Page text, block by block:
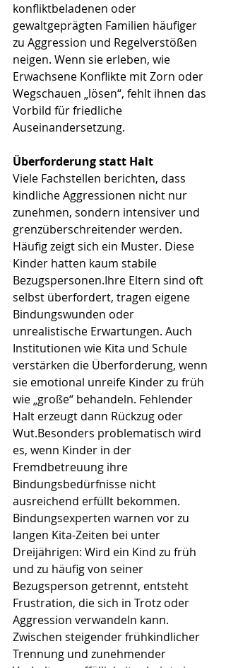
konfliktbeladenen oder
gewaltgeprägten Familien häufiger
zu Aggression und Regelverstößen
neigen. Wenn sie erleben, wie
Erwachsene Konflikte mit Zorn oder
Wegschauen „lösen“, fehlt ihnen das
Vorbild für friedliche
Auseinandersetzung.
Überforderung statt Halt
Viele Fachstellen berichten, dass
kindliche Aggressionen nicht nur
zunehmen, sondern intensiver und
grenzüberschreitender werden.
Häufig zeigt sich ein Muster. Diese
Kinder hatten kaum stabile
Bezugspersonen.Ihre Eltern sind oft
selbst überfordert, tragen eigene
Bindungswunden oder
unrealistische Erwartungen. Auch
Institutionen wie Kita und Schule
verstärken die Überforderung, wenn
sie emotional unreife Kinder zu früh
wie „große“ behandeln. Fehlender
Halt erzeugt dann Rückzug oder
Wut.Besonders problematisch wird
es, wenn Kinder in der
Fremdbetreuung ihre
Bindungsbedürfnisse nicht
ausreichend erfüllt bekommen.
Bindungsexperten warnen vor zu
langen Kita-Zeiten bei unter
Dreijährigen: Wird ein Kind zu früh
und zu häufig von seiner
Bezugsperson getrennt, entsteht
Frustration, die sich in Trotz oder
Aggression verwandeln kann.
Zwischen steigender frühkindlicher
Trennung und zunehmender